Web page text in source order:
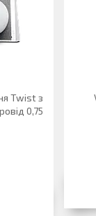
Twist з
0,75